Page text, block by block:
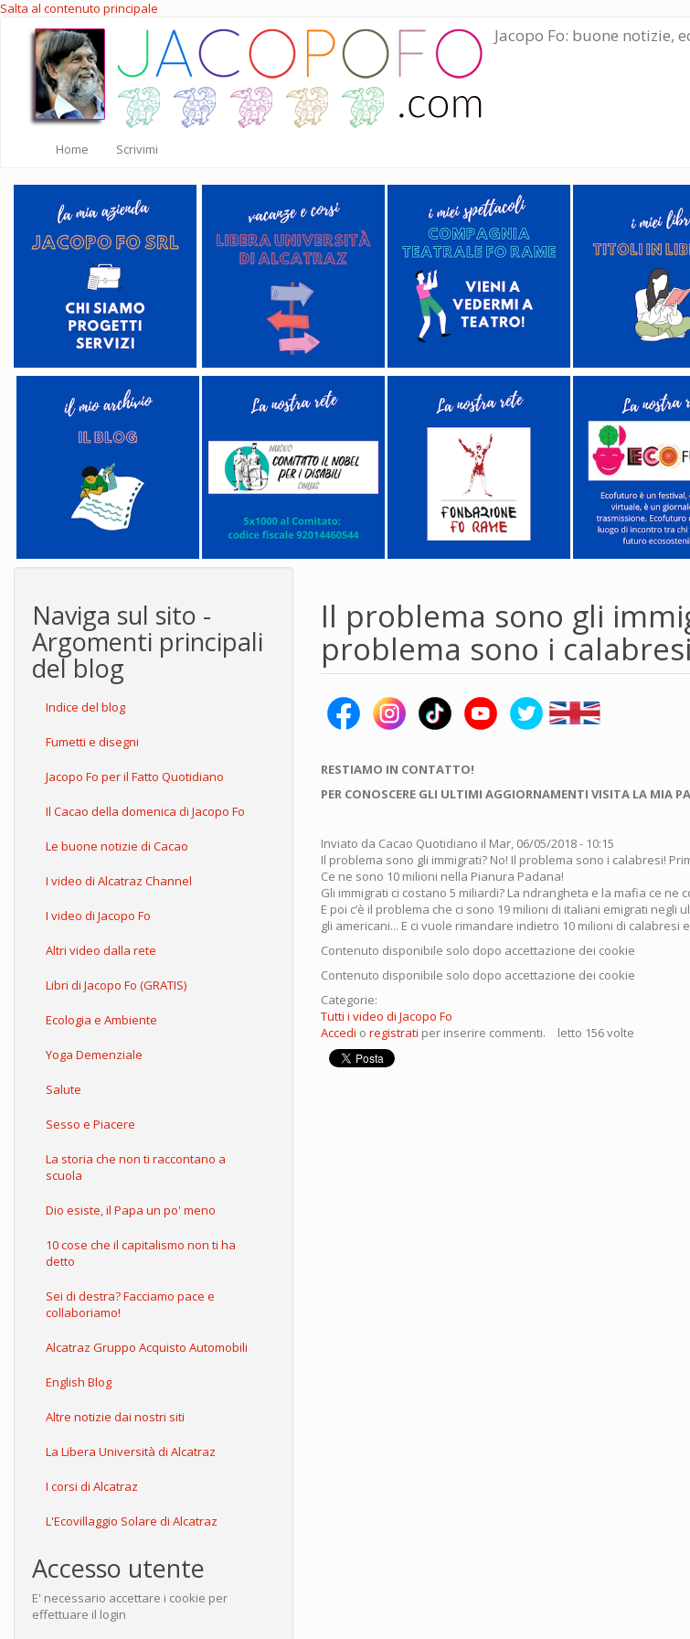
Salta al contenuto principale
Jacopo Fo: buone
Home Scrivimi
Naviga sul sito -
Argomenti principali
del blog
Indice del blog
Fumetti e disegni
Jacopo Fo per il Fatto Quotidiano
Il Cacao della domenica di Jacopo Fo
Le buone notizie di Cacao
I video di Alcatraz Channel
I video di Jacopo Fo
Altri video dalla rete
Libri di Jacopo Fo (GRATIS)
Ecologia e Ambiente
Yoga Demenziale
Salute
Sesso e Piacere
La storia che non ti raccontano a
scuola
Dio esiste, il Papa un po' meno
10 cose che il capitalismo non ti ha
detto
Sei di destra? Facciamo pace e
collaboriamo!
Alcatraz Gruppo Acquisto Automobili
English Blog
Altre notizie dai nostri siti
La Libera Università di Alcatraz
I corsi di Alcatraz
L'Ecovillaggio Solare di Alcatraz
Accesso utente
E' necessario accettare i cookie per
effettuare il login
Il problema sono gli
problema sono i
RESTIAMO IN CONTATTO!
PER CONOSCERE GLI ULTIMI AGGIORNAMENTI VISITA LA MIA
Inviato da Cacao Quotidiano il Mar, 06/05/2018 - 10:15
Il problema sono gli immigrati? No! Il problema sono i calabresi!
Ce ne sono 10 milioni nella Pianura Padana!
Gli immigrati ci costano 5 miliardi? La ndrangheta e la mafia ce ne
E poi c’è il problema che ci sono 19 milioni di italiani emigrati negli
gli americani... E ci vuole rimandare indietro 10 milioni di calabresi
Contenuto disponibile solo dopo accettazione dei cookie
Contenuto disponibile solo dopo accettazione dei cookie
Categorie:
Tutti i video di Jacopo Fo
Accedi o registrati per inserire commenti. letto 156 volte